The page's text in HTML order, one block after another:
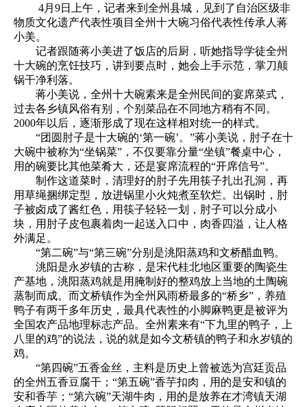
4月9日上午，记者来到全州县城，见到了自治区级非
物质文化遗产代表性项目全州十大碗习俗代表性传承人蒋
小美。
记者跟随蒋小美进了饭店的后厨，听她指导学徒全州
十大碗的烹饪技巧，讲到要点时，她会上手示范，掌刀颠
锅干净利落。
蒋小美说，全州十大碗素来是全州民间的宴席菜式，
过去各乡镇风俗有别，个别菜品在不同地方稍有不同。
2000年以后，逐渐形成了现在这样相对统一的样式。
“团圆肘子是十大碗的‘第一碗’。”蒋小美说，肘子在十
大碗中被称为“坐锅菜”，不仅要靠分量“坐镇”餐桌中心，
用的碗要比其他菜肴大，还是宴席流程的“开席信号”。
制作这道菜时，清理好的肘子先用筷子扎出孔洞，再
用草绳捆绑定型，放进锅里小火炖煮至软烂。出锅时，肘
子被卤成了酱红色，用筷子轻轻一划，肘子可以分成小
块，用肘子皮包裹着肉一起送入口中，肉香四溢，让人格
外满足。
“第二碗”与“第三碗”分别是洮阳蒸鸡和文桥醋血鸭。
洮阳是永岁镇的古称，是宋代桂北地区重要的陶瓷生
产基地，洮阳蒸鸡就是用腌制好的整鸡放上当地的土陶碗
蒸制而成。而文桥镇作为全州风雨桥最多的“桥乡”，养殖
鸭子有两千多年历史，最具代表性的小脚麻鸭更是被评为
全国农产品地理标志产品。全州素来有“下九里的鸭子，上
八里的鸡”的说法，说的就是如今文桥镇的鸭子和永岁镇的
鸡。
“第四碗”五香金丝，主料是历史上曾被选为宫廷贡品
的全州五香豆腐干；“第五碗”香芋扣肉，用的是安和镇的
安和香芋；“第六碗”天湖牛肉，用的是放养在才湾镇天湖